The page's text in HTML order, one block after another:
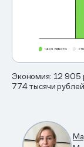
Экономия: 12 905
774 тысячи